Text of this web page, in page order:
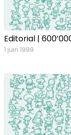
Editorial |
1 juin 1999